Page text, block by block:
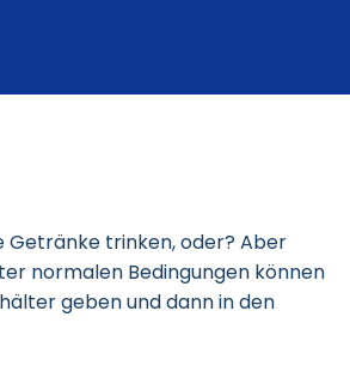
Getränke trinken, oder? Aber
normalen Bedingungen können
geben und dann in den